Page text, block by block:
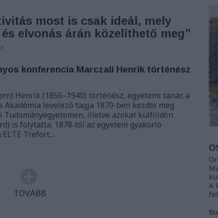
most is csak ideál, mely
elvonás árán közelíthető meg”
konferencia Marczali Henrik történész
Henrik (1856–1940) történész, egyetemi tanár, a
Akadémia levelező tagja 1870-ben kezdte meg
Tudományegyetemen, illetve azokat külföldön
is folytatta. 1878-tól az egyetem gyakorló
Trefort…
TOVÁBB
A